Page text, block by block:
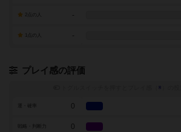
-
-
プレイ感の評価
※
0
戦略・判断力 0